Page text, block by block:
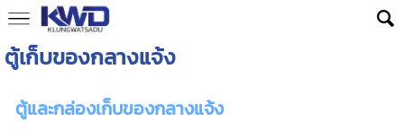
ตู้เก็บของกลางแจ้ง
ตู้และกล่องเก็บของกลางแจ้ง